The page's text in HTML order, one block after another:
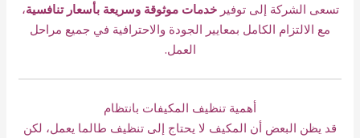
تسعى الشركة إلى توفيرخدمات موثوقة وسريعة بأسعار تنافسية،
مع الالتزام الكامل بمعايير الجودة والاحترافية في جميع مراحل
العمل.
أهمية تنظيف المكيفات بانتظام
قد يظن البعض أن المكيف لا يحتاج إلى تنظيف طالما يعمل، لكن